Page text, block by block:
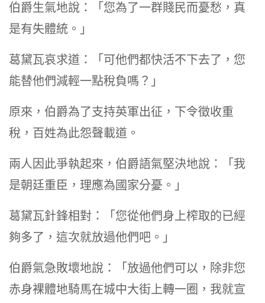
伯爵生氣地說：「您為了一群賤民而憂愁，真
是有失體統。」
葛黛瓦哀求道：「可他們都快活不下去了，您
能替他們減輕一點稅負嗎？」
原來，伯爵為了支持英軍出征，下令徵收重
稅，百姓為此怨聲載道。
兩人因此爭執起來，伯爵語氣堅決地說：「我
是朝廷重臣，理應為國家分憂。」
葛黛瓦針鋒相對：「您從他們身上榨取的已經
夠多了，這次就放過他們吧。」
伯爵氣急敗壞地說：「放過他們可以，除非您
赤身裸體地騎馬在城中大街上轉一圈，我就宣